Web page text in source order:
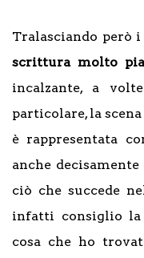
Tralasciando però i
scrittura molto
incalzante, a
particolare, la
è rappresentata
anche
ciò che succede
infatti consiglio la
cosa che ho